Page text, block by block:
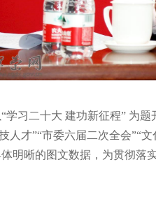
学习二十大 建功新征程” 为
人才”“市委六届二次全会”“
明晰的图文数据，为贯彻